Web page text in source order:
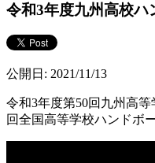
令和3年度九州高校ハ
公開日: 2021/11/13
令和3年度第50回九州高
回全国高等学校ハンドボ